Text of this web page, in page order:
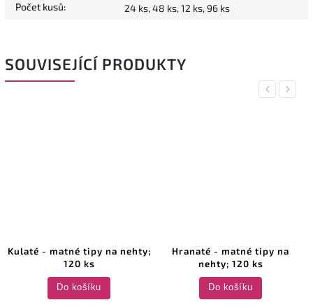
Počet kusů: 24 ks, 48 ks, 12 ks, 96 ks
SOUVISEJÍCÍ PRODUKTY
Previous
Kulaté - matné tipy na nehty;
120 ks
Do košíku
Hranaté - matné tipy na
nehty; 120 ks
Do košíku
Next